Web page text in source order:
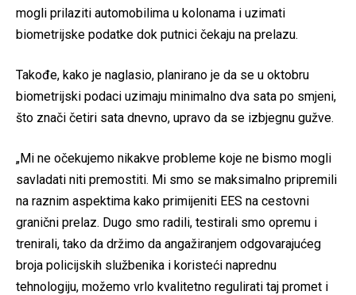
mogli prilaziti automobilima u kolonama i uzimati
biometrijske podatke dok putnici čekaju na prelazu.
Takođe, kako je naglasio, planirano je da se u oktobru
biometrijski podaci uzimaju minimalno dva sata po smjeni,
što znači četiri sata dnevno, upravo da se izbjegnu gužve.
„Mi ne očekujemo nikakve probleme koje ne bismo mogli
savladati niti premostiti. Mi smo se maksimalno pripremili
na raznim aspektima kako primijeniti EES na cestovni
granični prelaz. Dugo smo radili, testirali smo opremu i
trenirali, tako da držimo da angažiranjem odgovarajućeg
broja policijskih službenika i koristeći naprednu
tehnologiju, možemo vrlo kvalitetno regulirati taj promet i